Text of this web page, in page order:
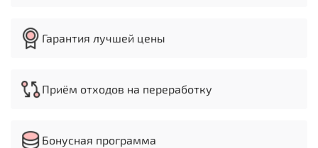
Гарантия лучшей цены
Приём отходов на переработку
Бонусная программа